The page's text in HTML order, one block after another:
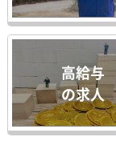
高給与
の求人